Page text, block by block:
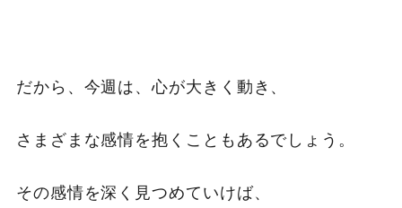
だから、今週は、心が大きく動き、
さまざまな感情を抱くこともあるでしょう。
その感情を深く見つめていけば、